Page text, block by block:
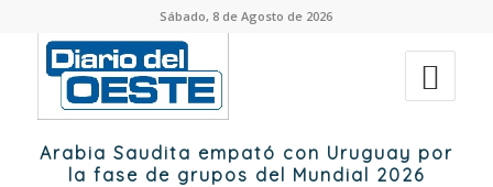
Sábado, 8 de Agosto de 2026
Arabia Saudita empató con Uruguay por
la fase de grupos del Mundial 2026